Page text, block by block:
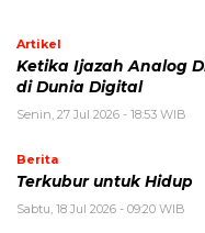
Artikel
Ketika Ijazah Analog
di Dunia Digital
Senin, 27 Jul 2026 - 18:53 WIB
Berita
Terkubur untuk Hidup
Sabtu, 18 Jul 2026 - 09:20 WIB